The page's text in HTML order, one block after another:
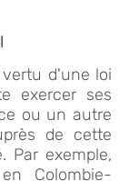
d'une loi
exercer ses
ou un autre
de cette
Par exemple,
Colombie-